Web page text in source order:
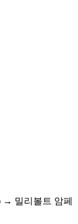
→ 밀리볼트 암페